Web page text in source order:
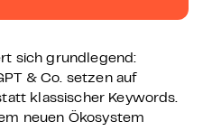
sich grundlegend:
& Co. setzen auf
klassischer Keywords.
neuen Ökosystem